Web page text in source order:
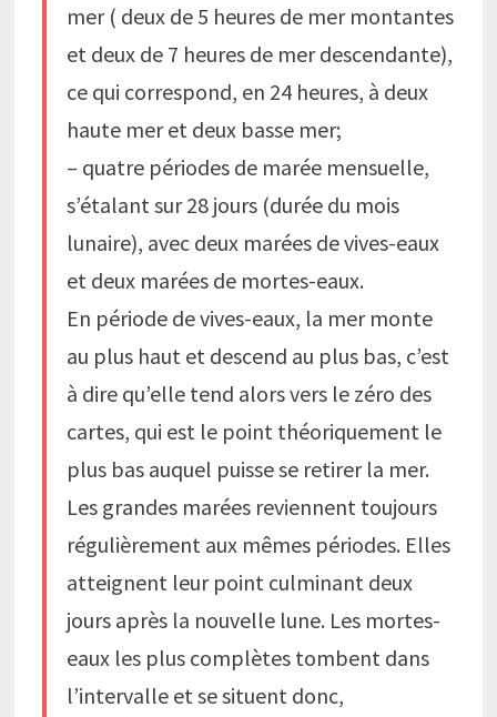
mer ( deux de 5 heures de mer montantes
et deux de 7 heures de mer descendante),
ce qui correspond, en 24 heures, à deux
haute mer et deux basse mer;
– quatre périodes de marée mensuelle,
s’étalant sur 28 jours (durée du mois
lunaire), avec deux marées de vives-eaux
et deux marées de mortes-eaux.
En période de vives-eaux, la mer monte
au plus haut et descend au plus bas, c’est
à dire qu’elle tend alors vers le zéro des
cartes, qui est le point théoriquement le
plus bas auquel puisse se retirer la mer.
Les grandes marées reviennent toujours
régulièrement aux mêmes périodes. Elles
atteignent leur point culminant deux
jours après la nouvelle lune. Les mortes-
eaux les plus complètes tombent dans
l’intervalle et se situent donc,